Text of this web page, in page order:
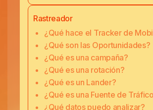
Rastreador
¿Qué hace el Tracker de
¿Qué son las Oportunidades?
¿Qué es una campaña?
¿Qué es una rotación?
¿Qué es un Lander?
¿Qué es una Fuente de
¿Qué datos puedo analizar?